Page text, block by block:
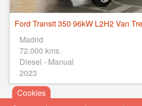
Ford Transit 350 96kW L2H2 Van
Madrid
72.000 kms.
Diesel - Manual
2023